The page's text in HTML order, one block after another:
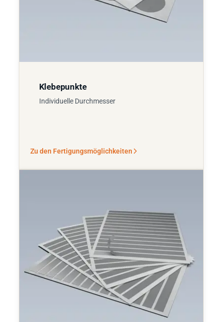
Klebepunkte
Individuelle Durchmesser
Zu den Fertigungsmöglichkeiten